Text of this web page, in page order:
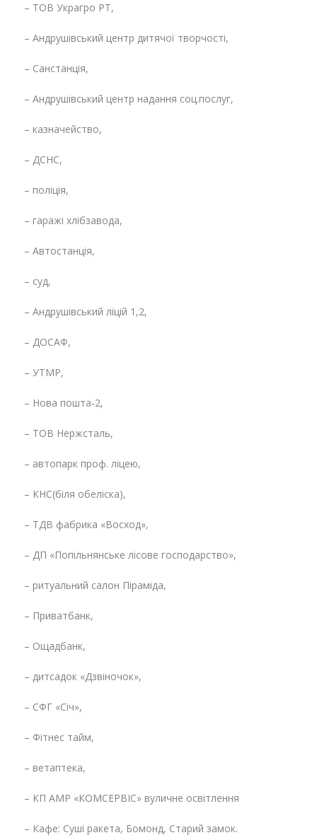
– ТОВ Украгро РТ,
– Андрушівський центр дитячої творчості,
– Санстанція,
– Андрушівський центр надання соц.послуг,
– казначейство,
– ДСНС,
– поліція,
– гаражі хлібзавода,
– Автостанція,
– суд,
– Андрушівський ліцій 1,2,
– ДОСАФ,
– УТМР,
– Нова пошта-2,
– ТОВ Нержсталь,
– автопарк проф. ліцею,
– КНС(біля обеліска),
– ТДВ фабрика «Восход»,
– ДП «Попільнянське лісове господарство»,
– ритуальний салон Піраміда,
– Приватбанк,
– Ощадбанк,
– дитсадок «Дзвіночок»,
– СФГ «Січ»,
– Фітнес тайм,
– ветаптека,
– КП АМР «КОМСЕРВІС» вуличне освітлення
– Кафе: Суші ракета, Бомонд, Старий замок.